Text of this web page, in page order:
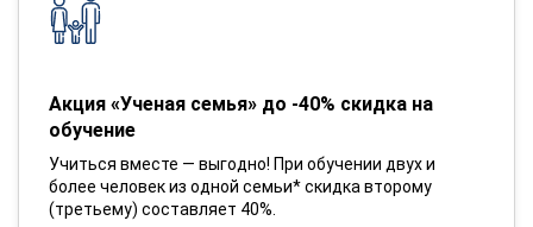
Акция «Ученая семья» до -40% скидка на
обучение
Учиться вместе — выгодно! При обучении двух и
более человек из одной семьи* скидка второму
(третьему) составляет 40%.